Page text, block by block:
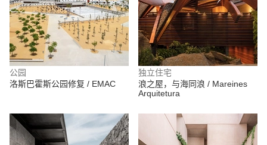
公园
洛斯巴霍斯公园修复 / EMAC
独立住宅
浪之屋，与海同浪 / Mareines
Arquitetura